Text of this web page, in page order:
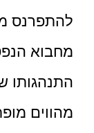
להתפרנס
מחבוא
התנהגותו
מהווים